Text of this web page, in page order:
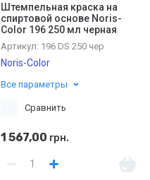
Штемпельная краска на
спиртовой основе Noris-
Color 196 250 мл черная
Артикул: 196 DS 250 чер
Noris-Color
Все параметры
Сравнить
1 567,00 грн.